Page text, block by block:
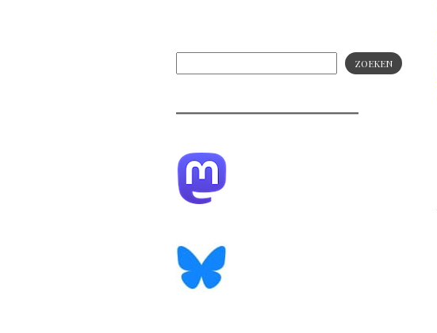
ZOEKEN